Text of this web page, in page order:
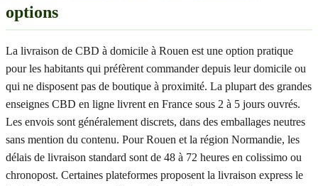
options
La livraison de CBD à domicile à Rouen est une option pratique
pour les habitants qui préfèrent commander depuis leur domicile ou
qui ne disposent pas de boutique à proximité. La plupart des grandes
enseignes CBD en ligne livrent en France sous 2 à 5 jours ouvrés.
Les envois sont généralement discrets, dans des emballages neutres
sans mention du contenu. Pour Rouen et la région Normandie, les
délais de livraison standard sont de 48 à 72 heures en colissimo ou
chronopost. Certaines plateformes proposent la livraison express le